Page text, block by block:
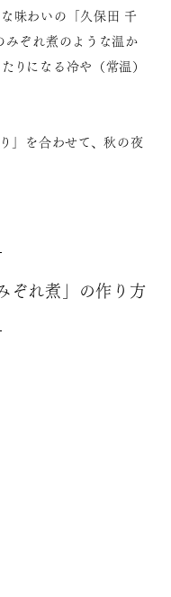
味わいの「久保田 千
みぞれ煮のような温か
りになる冷や（常温）
」を合わせて、秋の夜
ぞれ煮」の作り方